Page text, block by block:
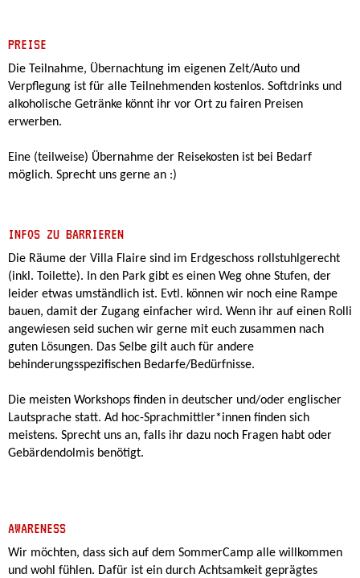
PREISE
Die Teilnahme, Übernachtung im eigenen Zelt/Auto und
Verpflegung ist für alle Teilnehmenden kostenlos. Softdrinks und
alkoholische Getränke könnt ihr vor Ort zu fairen Preisen
erwerben.
Eine (teilweise) Übernahme der Reisekosten ist bei Bedarf
möglich. Sprecht uns gerne an :)
INFOS ZU BARRIEREN
Die Räume der Villa Flaire sind im Erdgeschoss rollstuhlgerecht
(inkl. Toilette). In den Park gibt es einen Weg ohne Stufen, der
leider etwas umständlich ist. Evtl. können wir noch eine Rampe
bauen, damit der Zugang einfacher wird. Wenn ihr auf einen Rolli
angewiesen seid suchen wir gerne mit euch zusammen nach
guten Lösungen. Das Selbe gilt auch für andere
behinderungsspezifischen Bedarfe/Bedürfnisse.
Die meisten Workshops finden in deutscher und/oder englischer
Lautsprache statt. Ad hoc-Sprachmittler*innen finden sich
meistens. Sprecht uns an, falls ihr dazu noch Fragen habt oder
Gebärdendolmis benötigt.
AWARENESS
Wir möchten, dass sich auf dem SommerCamp alle willkommen
und wohl fühlen. Dafür ist ein durch Achtsamkeit geprägtes